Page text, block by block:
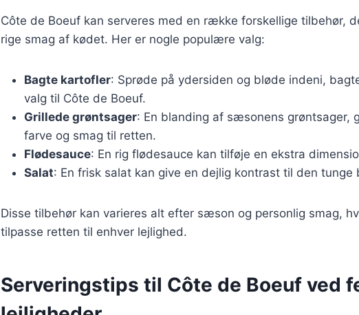
Côte de Boeuf kan serveres med en række forskellige tilbehør,
rige smag af kødet. Her er nogle populære valg:
Bagte kartofler: Sprøde på ydersiden og bløde indeni,
valg til Côte de Boeuf.
Grillede grøntsager: En blanding af sæsonens grøntsager,
farve og smag til retten.
Flødesauce: En rig flødesauce kan tilføje en ekstra
Salat: En frisk salat kan give en dejlig kontrast til den tunge
Disse tilbehør kan varieres alt efter sæson og personlig smag,
tilpasse retten til enhver lejlighed.
Serveringstips til Côte de Boeuf ved